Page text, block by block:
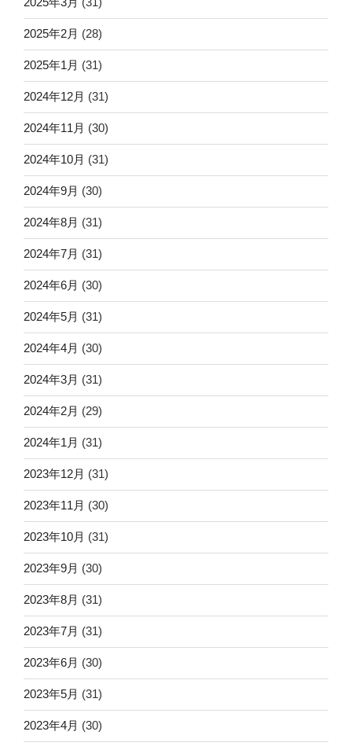
2025年2月 (28)
2025年1月 (31)
2024年12月 (31)
2024年11月 (30)
2024年10月 (31)
2024年9月 (30)
2024年8月 (31)
2024年7月 (31)
2024年6月 (30)
2024年5月 (31)
2024年4月 (30)
2024年3月 (31)
2024年2月 (29)
2024年1月 (31)
2023年12月 (31)
2023年11月 (30)
2023年10月 (31)
2023年9月 (30)
2023年8月 (31)
2023年7月 (31)
2023年6月 (30)
2023年5月 (31)
2023年4月 (30)